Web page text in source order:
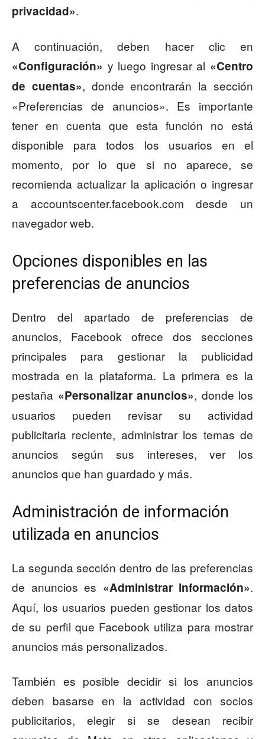
privacidad».
A continuación, deben hacer clic en
«Configuración» y luego ingresar al «Centro
de cuentas», donde encontrarán la sección
«Preferencias de anuncios». Es importante
tener en cuenta que esta función no está
disponible para todos los usuarios en el
momento, por lo que si no aparece, se
recomienda actualizar la aplicación o ingresar
a accountscenter.facebook.com desde un
navegador web.
Opciones disponibles en las
preferencias de anuncios
Dentro del apartado de preferencias de
anuncios, Facebook ofrece dos secciones
principales para gestionar la publicidad
mostrada en la plataforma. La primera es la
pestaña «Personalizar anuncios», donde los
usuarios pueden revisar su actividad
publicitaria reciente, administrar los temas de
anuncios según sus intereses, ver los
anuncios que han guardado y más.
Administración de información
utilizada en anuncios
La segunda sección dentro de las preferencias
de anuncios es «Administrar información».
Aquí, los usuarios pueden gestionar los datos
de su perfil que Facebook utiliza para mostrar
anuncios más personalizados.
También es posible decidir si los anuncios
deben basarse en la actividad con socios
publicitarios, elegir si se desean recibir